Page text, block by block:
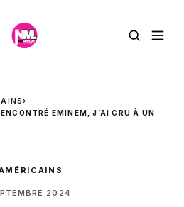
›
EMINEM, J’AI CRU À UN
2024